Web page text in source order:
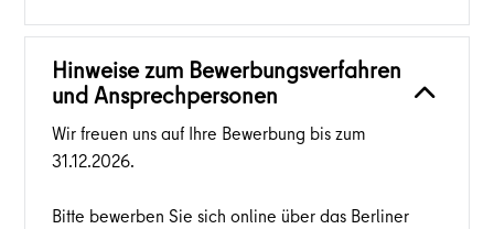
Hinweise zum Bewerbungsverfahren
und Ansprechpersonen
Wir freuen uns auf Ihre Bewerbung bis zum
31.12.2026.
Bitte bewerben Sie sich online über das Berliner